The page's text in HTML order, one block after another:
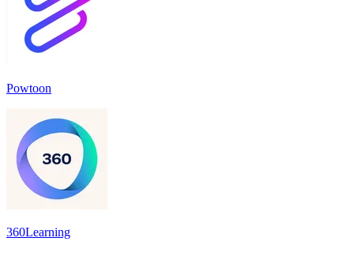
Powtoon
360Learning